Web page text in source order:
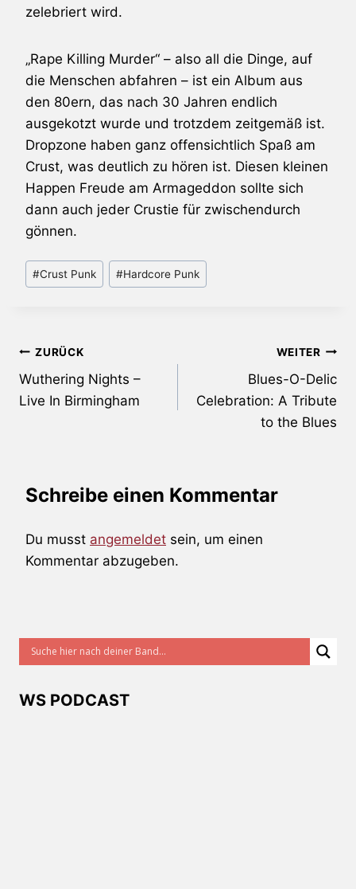
zelebriert wird.
„Rape Killing Murder“ – also all die Dinge, auf
die Menschen abfahren – ist ein Album aus
den 80ern, das nach 30 Jahren endlich
ausgekotzt wurde und trotzdem zeitgemäß ist.
Dropzone haben ganz offensichtlich Spaß am
Crust, was deutlich zu hören ist. Diesen kleinen
Happen Freude am Armageddon sollte sich
dann auch jeder Crustie für zwischendurch
gönnen.
Schlagworte:
#Crust Punk #Hardcore Punk
Beitragsnavigation
ZURÜCK
Wuthering Nights –
Live In Birmingham
WEITER
Blues-O-Delic
Celebration: A Tribute
to the Blues
Schreibe einen Kommentar
Du musst angemeldet sein, um einen
Kommentar abzugeben.
WS PODCAST